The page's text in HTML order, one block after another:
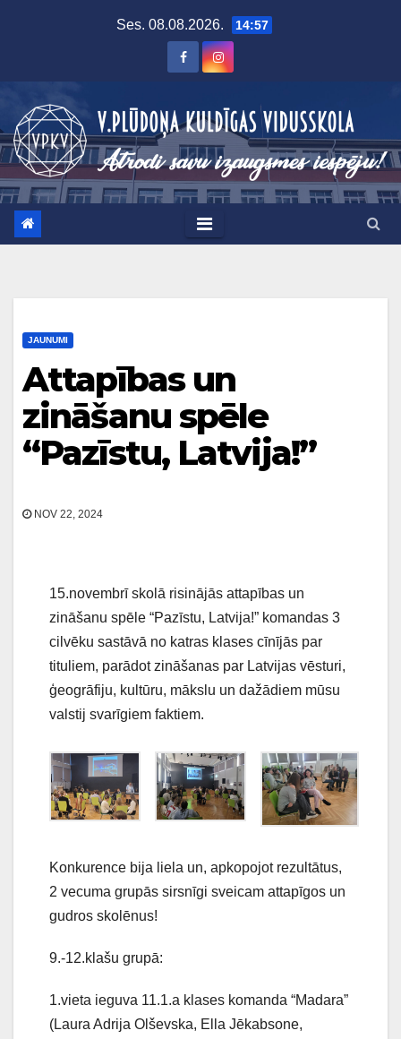
Ses. 08.08.2026. 14:57
JAUNUMI
Attapības un
zināšanu spēle
“Pazīstu, Latvija!”
NOV 22, 2024
15.novembrī skolā risinājās attapības un
zināšanu spēle “Pazīstu, Latvija!” komandas 3
cilvēku sastāvā no katras klases cīnījās par
tituliem, parādot zināšanas par Latvijas vēsturi,
ģeogrāfiju, kultūru, mākslu un dažādiem mūsu
valstij svarīgiem faktiem.
Konkurence bija liela un, apkopojot rezultātus,
2 vecuma grupās sirsnīgi sveicam attapīgos un
gudros skolēnus!
9.-12.klašu grupā:
1.vieta ieguva 11.1.a klases komanda “Madara”
(Laura Adrija Olševska, Ella Jēkabsone,